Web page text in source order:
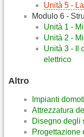
Unità 5 -
Modulo 6 -
Unità 1 -
Unità 2 -
Unità 3 - Il
elettrico
Altro
Impianti
Attrezzatura
Disegno degli
Progettazione